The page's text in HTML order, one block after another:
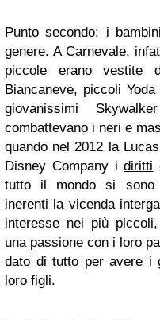
Punto secondo: i
genere. A Carnevale,
piccole erano vestite
Biancaneve, piccoli
giovanissimi
combattevano i neri e
quando nel 2012 la
Disney Company idiritti
tutto il mondo si sono
inerenti la vicenda
interesse nei più
una passione con i loro
dato di tutto per avere i
loro figli.